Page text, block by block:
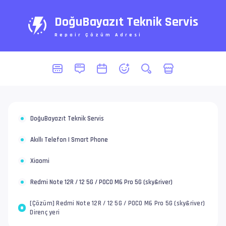
DoğuBayazıt Teknik Servis
Repair Çözüm Adresi
DoğuBayazıt Teknik Servis
Akıllı Telefon | Smart Phone
Xiaomi
Redmi Note 12R / 12 5G / POCO M6 Pro 5G (sky&river)
[Çözüm] Redmi Note 12R / 12 5G / POCO M6 Pro 5G (sky&river)
Direnç yeri